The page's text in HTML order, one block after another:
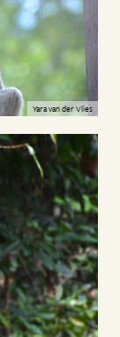
Yara van der Vlies